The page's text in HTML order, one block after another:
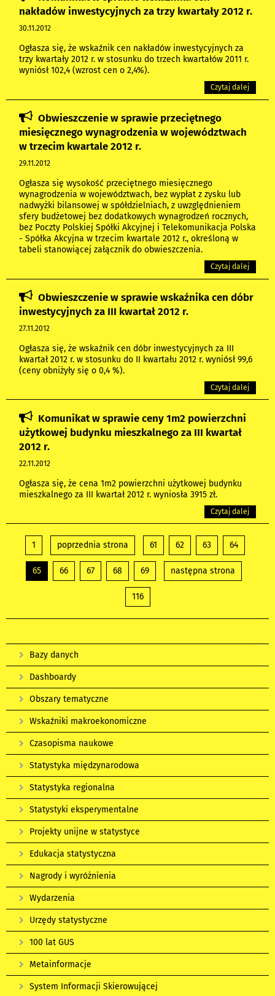
nakładów inwestycyjnych za trzy kwartały 2012 r.
30.11.2012
Ogłasza się, że wskaźnik cen nakładów inwestycyjnych za
trzy kwartały 2012 r. w stosunku do trzech kwartałów 2011 r.
wyniósł 102,4 (wzrost cen o 2,4%).
Czytaj dalej
Obwieszczenie w sprawie przeciętnego
miesięcznego wynagrodzenia w województwach
w trzecim kwartale 2012 r.
29.11.2012
Ogłasza się wysokość przeciętnego miesięcznego
wynagrodzenia w województwach, bez wypłat z zysku lub
nadwyżki bilansowej w spółdzielniach, z uwzględnieniem
sfery budżetowej bez dodatkowych wynagrodzeń rocznych,
bez Poczty Polskiej Spółki Akcyjnej i Telekomunikacja Polska
- Spółka Akcyjna w trzecim kwartale 2012 r., określoną w
tabeli stanowiącej załącznik do obwieszczenia.
Czytaj dalej
Obwieszczenie w sprawie wskaźnika cen dóbr
inwestycyjnych za III kwartał 2012 r.
27.11.2012
Ogłasza się, że wskaźnik cen dóbr inwestycyjnych za III
kwartał 2012 r. w stosunku do II kwartału 2012 r. wyniósł 99,6
(ceny obniżyły się o 0,4 %).
Czytaj dalej
Komunikat w sprawie ceny 1m2 powierzchni
użytkowej budynku mieszkalnego za III kwartał
2012 r.
22.11.2012
Ogłasza się, że cena 1m2 powierzchni użytkowej budynku
mieszkalnego za III kwartał 2012 r. wyniosła 3915 zł.
Czytaj dalej
1 poprzednia strona 61 62 63 64
65 66 67 68 69 następna strona
116
Bazy danych
Dashboardy
Obszary tematyczne
Wskaźniki makroekonomiczne
Czasopisma naukowe
Statystyka międzynarodowa
Statystyka regionalna
Statystyki eksperymentalne
Projekty unijne w statystyce
Edukacja statystyczna
Nagrody i wyróżnienia
Wydarzenia
Urzędy statystyczne
100 lat GUS
Metainformacje
System Informacji Skierowującej